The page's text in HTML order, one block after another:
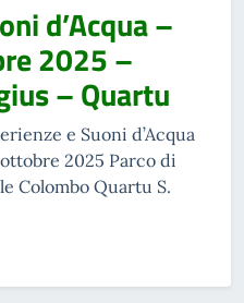
d’Acqua –
2025 –
– Quartu
e Suoni d’Acqua
2025 Parco di
Colombo Quartu S.